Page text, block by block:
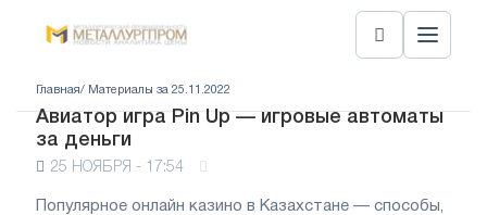
Главная/ Материалы за 25.11.2022
Авиатор игра Pin Up — игровые автоматы
за деньги
25 НОЯБРЯ - 17:54
Популярное онлайн казино в Казахстане — способы,